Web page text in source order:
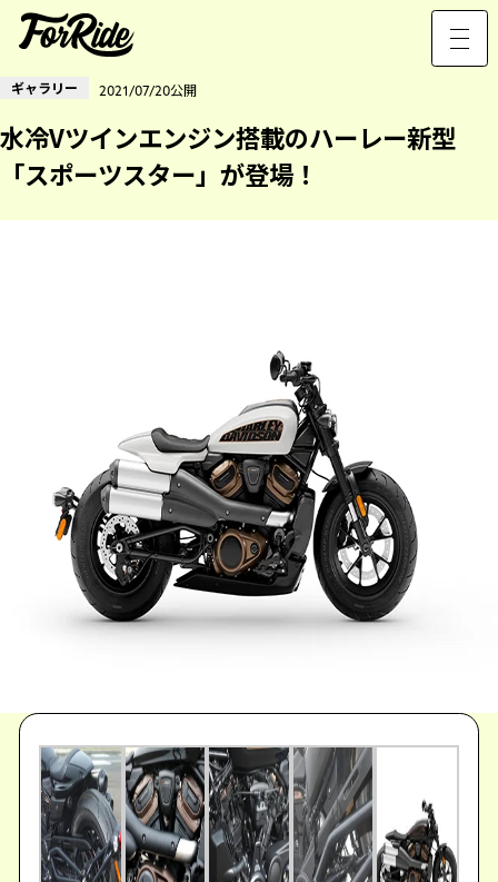
ギャラリー 2021/07/20公開
水冷Vツインエンジン搭載のハーレー新型
「スポーツスター」が登場！